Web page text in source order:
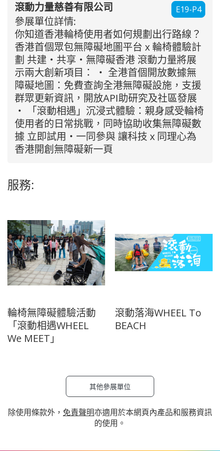
E19-P4
滾動力量慈善有限公司
參展單位詳情:
你知道香港輪椅使用者如何規劃出行路線？
香港首個眾包無障礙地圖平台 x 輪椅體驗計
劃 共建・共享・無障礙香港 滾動力量將展
示兩大創新項目： ‧ 全港首個開放數據無
障礙地圖：免費查詢全港無障礙設施，支援
群眾更新資訊，開放API助研究及社區發展
‧ 「滾動相遇」沉浸式體驗：親身感受輪椅
使用者的日常挑戰，同時協助收集無障礙數
據 立即試用・一同參與 讓科技 x 同理心為
香港開創無障礙新一頁
服務:
輪椅無障礙體驗活動
「滾動相遇WHEEL
We MEET」
滾動落海WHEEL To
BEACH
其他參展單位
除使用條款外， 免責聲明亦適用於本網頁內產品和服務資訊
的使用。